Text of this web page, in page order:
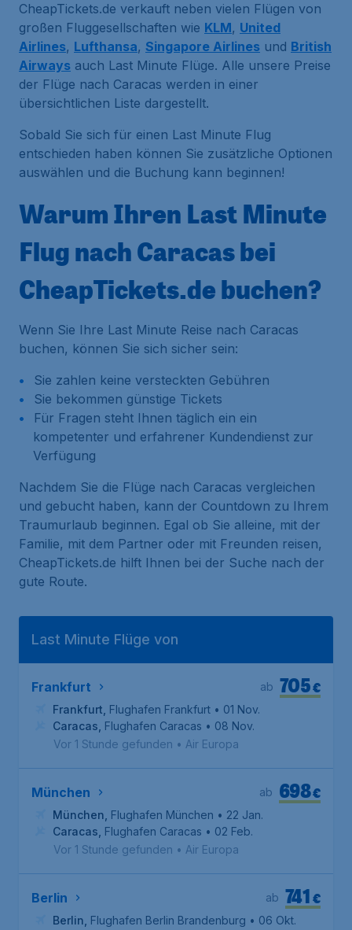
CheapTickets.de verkauft neben vielen Flügen von
großen Fluggesellschaften wie KLM, United
Airlines, Lufthansa, Singapore Airlines und British
Airways auch Last Minute Flüge. Alle unsere Preise
der Flüge nach Caracas werden in einer
übersichtlichen Liste dargestellt.
Sobald Sie sich für einen Last Minute Flug
entschieden haben können Sie zusätzliche Optionen
auswählen und die Buchung kann beginnen!
Warum Ihren Last Minute
Flug nach Caracas bei
CheapTickets.de buchen?
Wenn Sie Ihre Last Minute Reise nach Caracas
buchen, können Sie sich sicher sein:
Sie zahlen keine versteckten Gebühren
Sie bekommen günstige Tickets
Für Fragen steht Ihnen täglich ein ein
kompetenter und erfahrener Kundendienst zur
Verfügung
Nachdem Sie die Flüge nach Caracas vergleichen
und gebucht haben, kann der Countdown zu Ihrem
Traumurlaub beginnen. Egal ob Sie alleine, mit der
Familie, mit dem Partner oder mit Freunden reisen,
CheapTickets.de hilft Ihnen bei der Suche nach der
gute Route.
Last Minute Flüge von
Frankfurt €
705
ab
Frankfurt Flughafen Frankfurt • 01 Nov.
Caracas Flughafen Caracas • 08 Nov.
Vor 1 Stunde gefunden • Air Europa
München €
698
ab
München Flughafen München • 22 Jan.
Caracas Flughafen Caracas • 02 Feb.
Vor 1 Stunde gefunden • Air Europa
Berlin €
741
ab
Berlin Flughafen Berlin Brandenburg • 06 Okt.